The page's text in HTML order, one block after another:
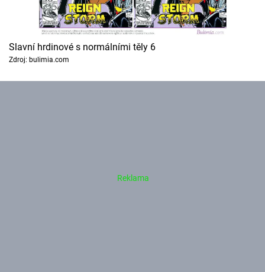
Slavní hrdinové s normálními těly 6
Zdroj: bulimia.com